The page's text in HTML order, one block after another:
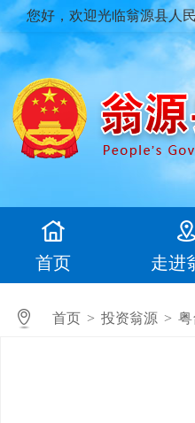
您好，欢迎光临翁源县人
首页 走进
首页 > 投资翁源 > 粤